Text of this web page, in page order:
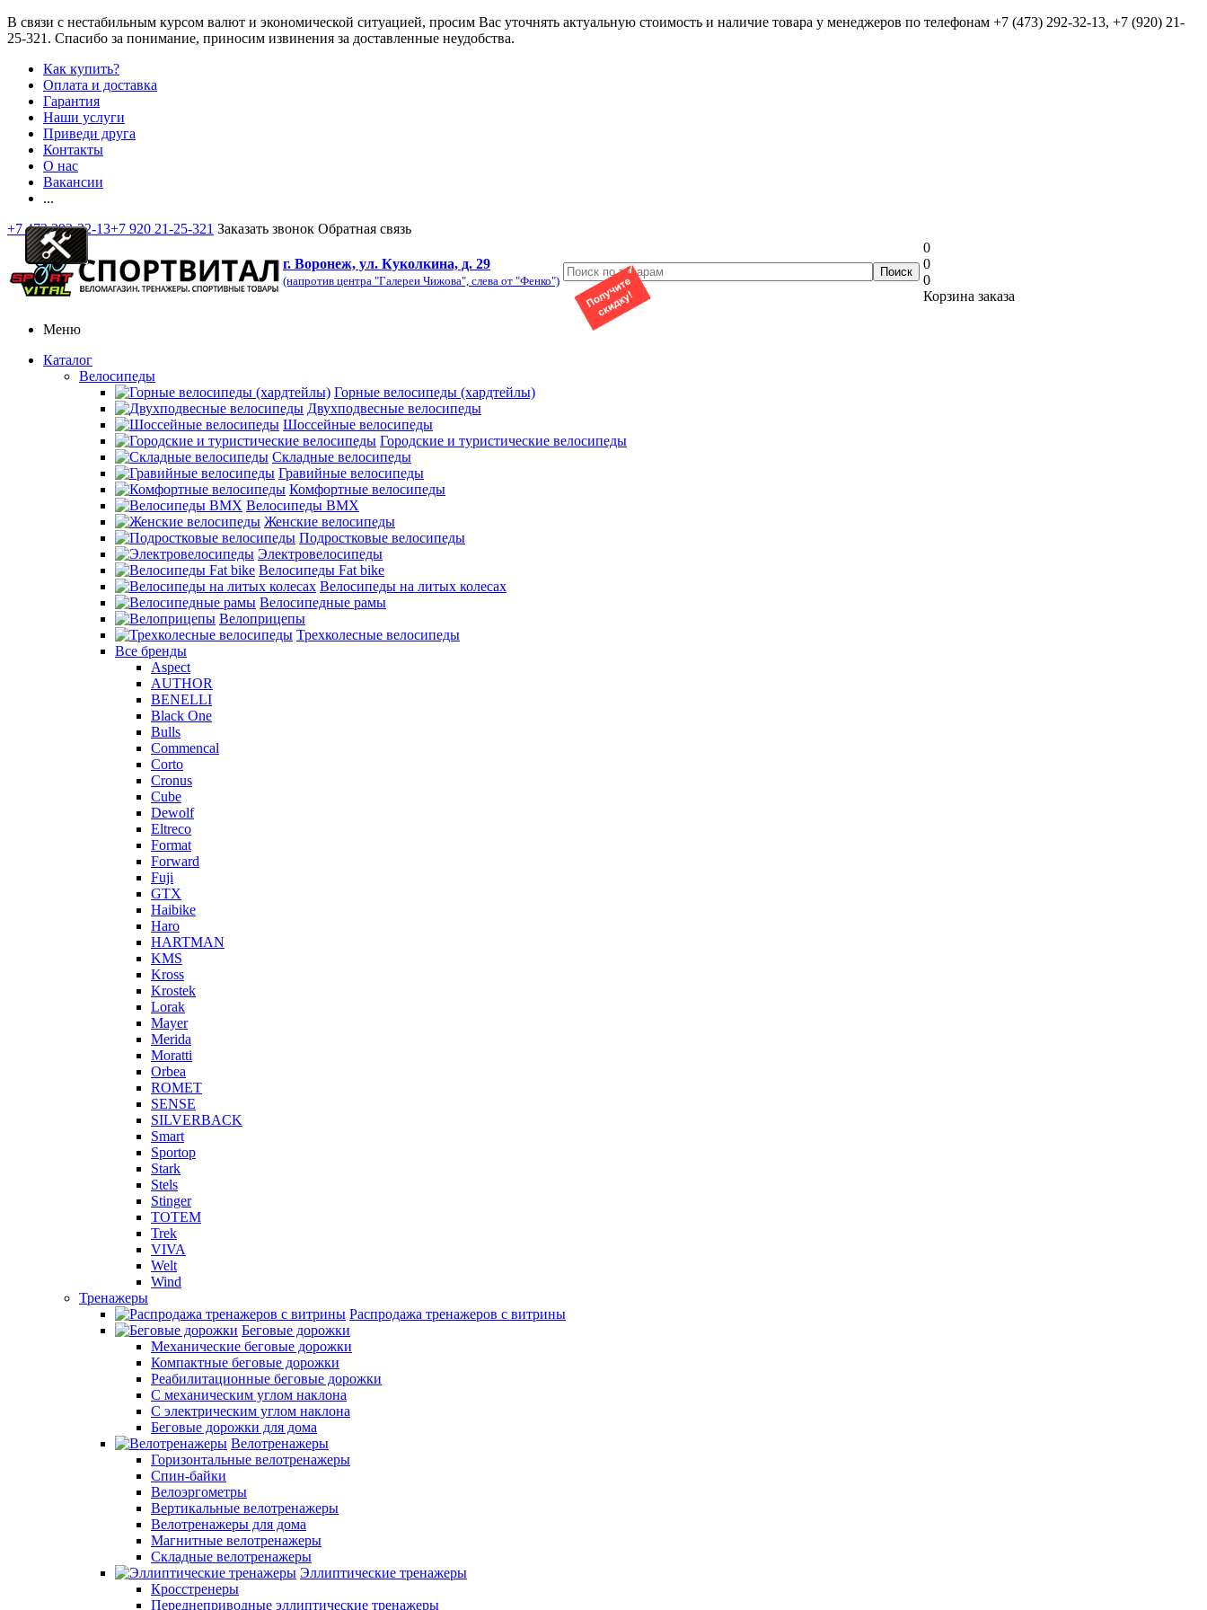
В связи с нестабильным курсом валют и экономической ситуацией, просим Вас уточнять актуальную стоимость и наличие товара у менеджеров по телефонам +7 (473) 292-32-13, +7 (920) 21-
25-321 . Спасибо за понимание, приносим извинения за доставленные неудобства.
Как купить?
Оплата и доставка
Гарантия
Наши услуги
Приведи друга
Контакты
О нас
Вакансии
...
+7 473 292-32-13+7 920 21-25-321 Заказать звонок Обратная связь
г. Воронеж, ул. Куколкина, д. 29
(напротив центра "Галереи Чижова", слева от "Фенко")
0
0
0
Корзина заказа
Меню
Каталог
Велосипеды
Горные велосипеды (хардтейлы)
Двухподвесные велосипеды
Шоссейные велосипеды
Городские и туристические велосипеды
Складные велосипеды
Гравийные велосипеды
Комфортные велосипеды
Велосипеды BMX
Женские велосипеды
Подростковые велосипеды
Электровелосипеды
Велосипеды Fat bike
Велосипеды на литых колесах
Велосипедные рамы
Велоприцепы
Трехколесные велосипеды
Все бренды
Aspect
AUTHOR
BENELLI
Black One
Bulls
Commencal
Corto
Cronus
Cube
Dewolf
Eltreco
Format
Forward
Fuji
GTX
Haibike
Haro
HARTMAN
KMS
Kross
Krostek
Lorak
Mayer
Merida
Moratti
Orbea
ROMET
SENSE
SILVERBACK
Smart
Sportop
Stark
Stels
Stinger
TOTEM
Trek
VIVA
Welt
Wind
Тренажеры
Распродажа тренажеров с витрины
Беговые дорожки
Механические беговые дорожки
Компактные беговые дорожки
Реабилитационные беговые дорожки
С механическим углом наклона
С электрическим углом наклона
Беговые дорожки для дома
Велотренажеры
Горизонтальные велотренажеры
Спин-байки
Велоэргометры
Вертикальные велотренажеры
Велотренажеры для дома
Магнитные велотренажеры
Складные велотренажеры
Эллиптические тренажеры
Кросстренеры
Переднеприводные эллиптические тренажеры